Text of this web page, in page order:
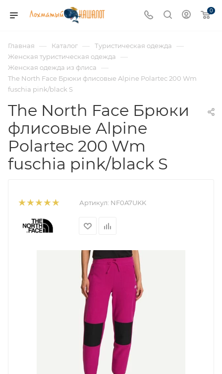
0
Главная — Каталог — Туристическая одежда —
Женская туристическая одежда —
Женская одежда из флиса —
The North Face Брюки флисовые Alpine Polartec 200 Wm
fuschia pink/black S
The North Face Брюки
флисовые Alpine
Polartec 200 Wm
fuschia pink/black S
Артикул: NF0A7UKK